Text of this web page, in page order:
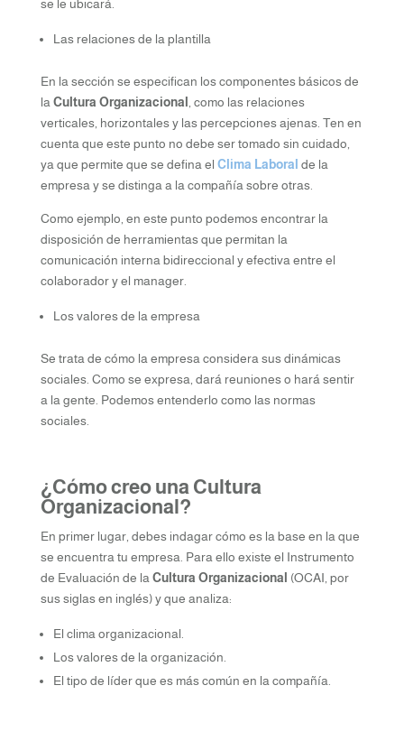
se le ubicará.
Las relaciones de la plantilla
En la sección se especifican los componentes básicos de
la Cultura Organizacional
, como las relaciones
verticales, horizontales y las percepciones ajenas. Ten en
cuenta que este punto no debe ser tomado sin cuidado,
ya que permite que se defina el Clima Laboral de la
empresa y se distinga a la compañía sobre otras.
Como ejemplo, en este punto podemos encontrar la
disposición de herramientas que permitan la
comunicación interna bidireccional y efectiva entre el
colaborador y el manager.
Los valores de la empresa
Se trata de cómo la empresa considera sus dinámicas
sociales. Como se expresa, dará reuniones o hará sentir
a la gente. Podemos entenderlo como las normas
sociales.
¿Cómo creo una Cultura
Organizacional?
En primer lugar, debes indagar cómo es la base en la que
se encuentra tu empresa. Para ello existe el Instrumento
de Evaluación de la Cultura Organizacional (OCAI, por
sus siglas en inglés) y que analiza:
El clima organizacional.
Los valores de la organización.
El tipo de líder que es más común en la compañía.